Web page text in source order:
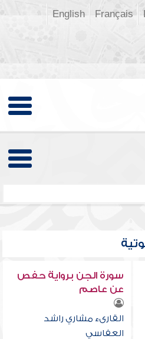
Français
English
سورة الجن برواية حفص
عن عاصم
القارىء مشاري راشد
العفاسي